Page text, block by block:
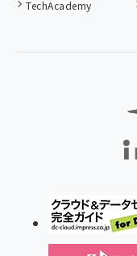
TechAcademy